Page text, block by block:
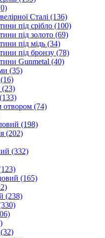
Сталі (136)
під срібло (100)
під золото (69)
під мідь (34)
під бронзу (78)
Gunmetal (40)
(35)
(16)
(23)
(133)
отвором (74)
(198)
(202)
(332)
(165)
(238)
(32)